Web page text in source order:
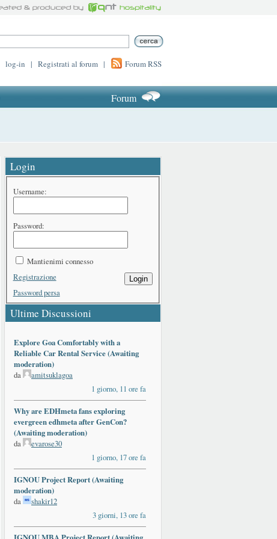
log-in | Registrati al forum | Forum RSS
Forum
Login
Username:
Password:
Mantienimi connesso
Login
Registrazione
Password persa
Ultime Discussioni
Explore Goa Comfortably with a
Reliable Car Rental Service (Awaiting
moderation)
da
amitsuklagoa
1 giorno, 11 ore fa
Why are EDHmeta fans exploring
evergreen edhmeta after GenCon?
(Awaiting moderation)
da
evarose30
1 giorno, 17 ore fa
IGNOU Project Report (Awaiting
moderation)
da
shakir12
3 giorni, 13 ore fa